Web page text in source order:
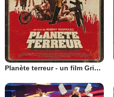
Planète terreur - un film Grindhouse